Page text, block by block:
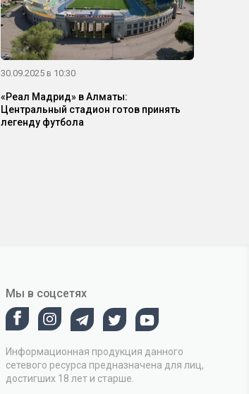
30.09.2025 в 10:30
«Реал Мадрид» в Алматы:
Центральный стадион готов принять
легенду футбола
Мы в соцсетях
Информационная продукция данного
сетевого ресурса предназначена для лиц,
достигших 18 лет и старше.